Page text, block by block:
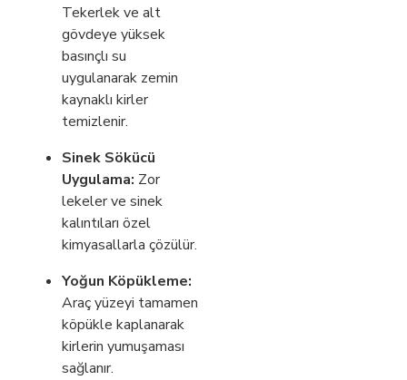
Tekerlek ve alt
gövdeye yüksek
basınçlı su
uygulanarak zemin
kaynaklı kirler
temizlenir.
Sinek Sökücü
Uygulama: Zor
lekeler ve sinek
kalıntıları özel
kimyasallarla çözülür.
Yoğun Köpükleme:
Araç yüzeyi tamamen
köpükle kaplanarak
kirlerin yumuşaması
sağlanır.